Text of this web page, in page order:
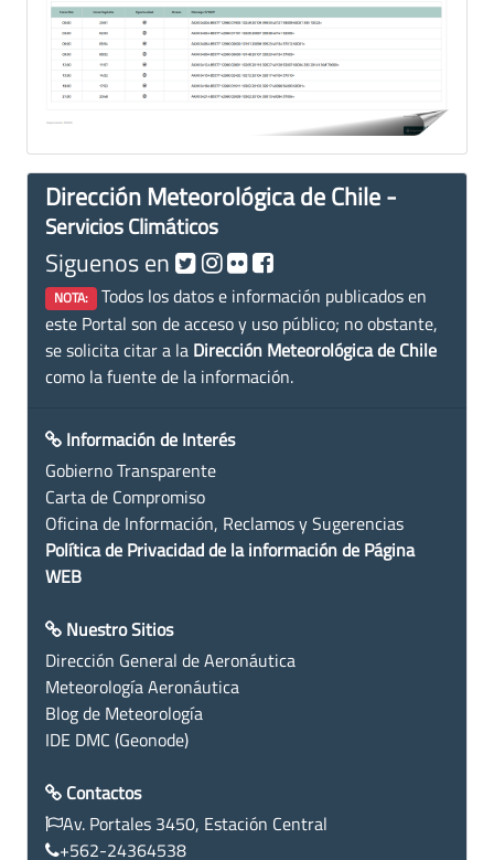
Dirección Meteorológica de Chile -
Servicios Climáticos
Siguenos en
NOTA: Todos los datos e información publicados en
este Portal son de acceso y uso público; no obstante,
se solicita citar a la Dirección Meteorológica de Chile
como la fuente de la información.
Información de Interés
Gobierno Transparente
Carta de Compromiso
Oficina de Información, Reclamos y Sugerencias
Política de Privacidad de la información de Página
WEB
Nuestro Sitios
Dirección General de Aeronáutica
Meteorología Aeronáutica
Blog de Meteorología
IDE DMC (Geonode)
Contactos
Av. Portales 3450, Estación Central
+562-24364538